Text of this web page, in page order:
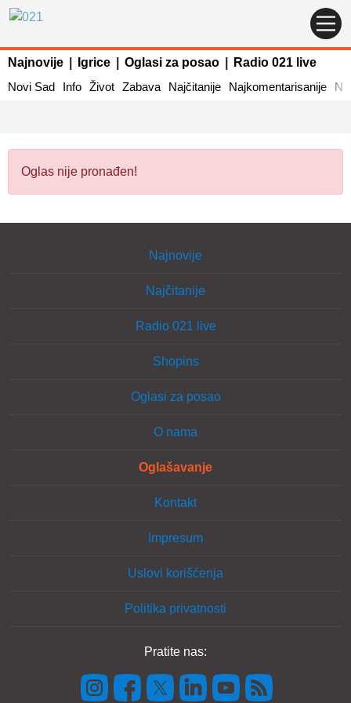
Najnovije Igrice Oglasi za posao
Radio 021 live
Novi Sad
Info Život Zabava Najčitanije Najkomentarisanije
Oglas nije pronađen!
Najnovije
Najčitanije
Radio 021 live
Shopins
Oglasi za posao
O nama
Oglašavanje
Kontakt
Impresum
Uslovi korišćenja
Politika privatnosti
Pratite nas: